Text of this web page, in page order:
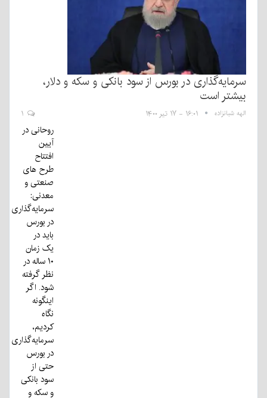
سرمایه‌گذاری در بورس از سود بانکی و سکه و دلار،
بیشتر است
الهه شبانزاده ۱۶:۰۱ - ۱۷ تیر ۱۴۰۰
روحانی در
آیین
افتتاح
طرح های
صنعتی و
معدنی:
سرمایه‌گذاری
در بورس
باید در
یک زمان
۱۰ ساله در
نظر گرفته
شود. اگر
اینگونه
نگاه
کردیم،
سرمایه‌گذاری
در بورس
حتی از
سود بانکی
و سکه و